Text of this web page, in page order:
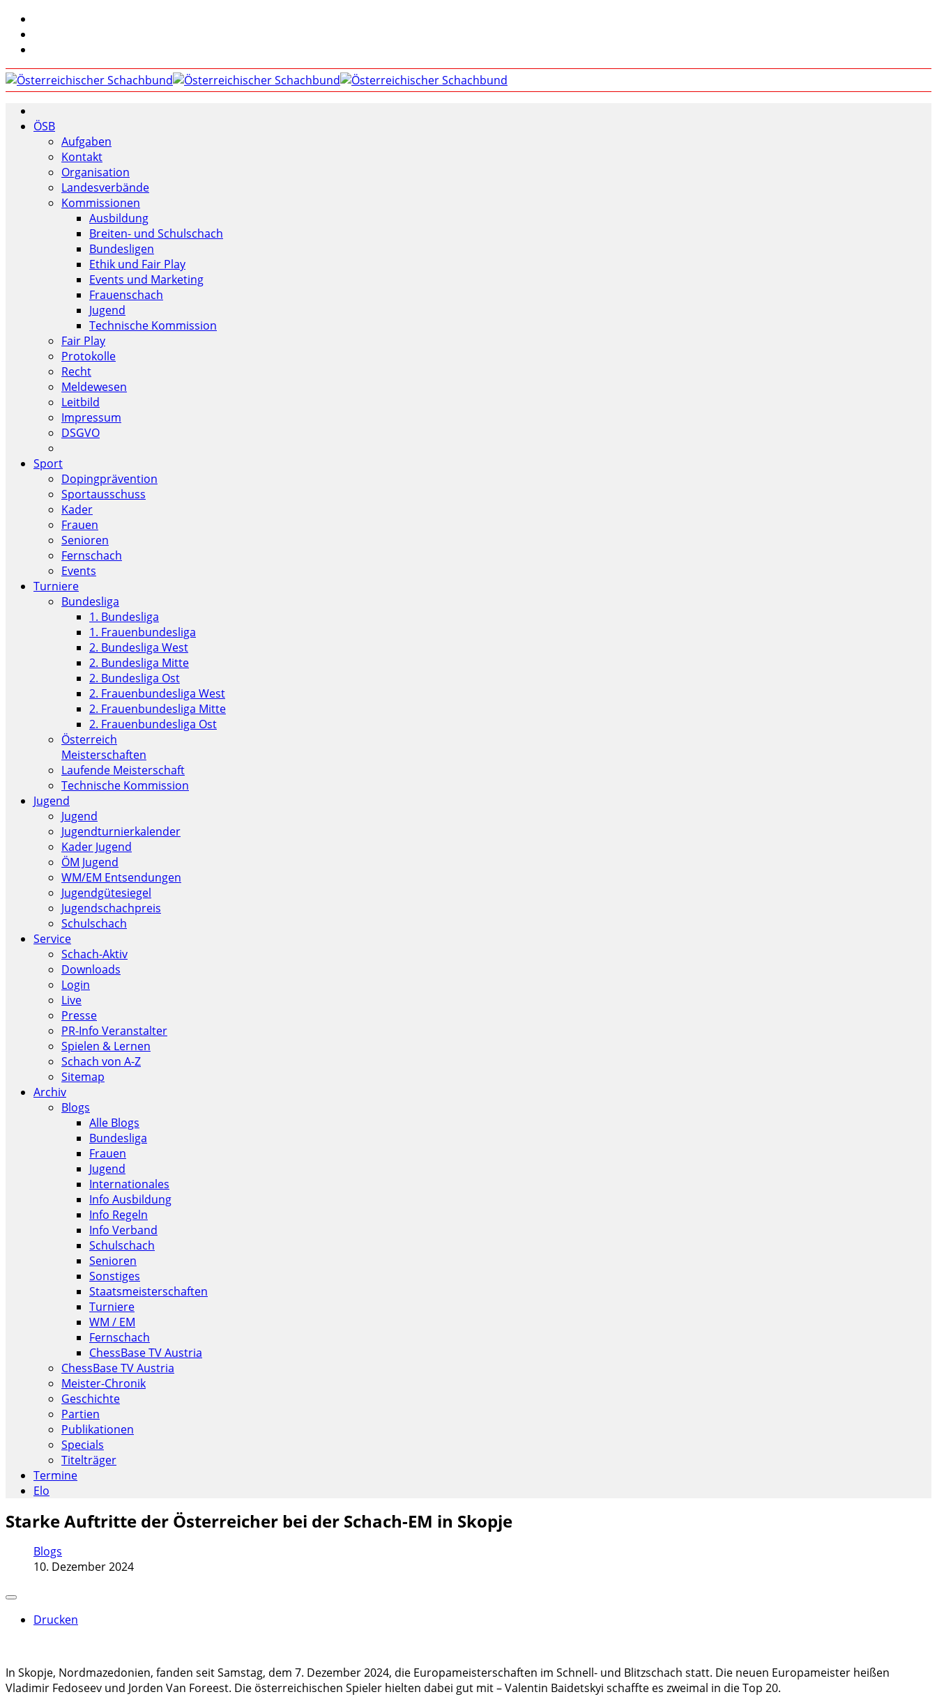
ÖSB
Aufgaben
Kontakt
Organisation
Landesverbände
Kommissionen
Ausbildung
Breiten- und Schulschach
Bundesligen
Ethik und Fair Play
Events und Marketing
Frauenschach
Jugend
Technische Kommission
Fair Play
Protokolle
Recht
Meldewesen
Leitbild
Impressum
DSGVO
Sport
Dopingprävention
Sportausschuss
Kader
Frauen
Senioren
Fernschach
Events
Turniere
Bundesliga
1. Bundesliga
1. Frauenbundesliga
2. Bundesliga West
2. Bundesliga Mitte
2. Bundesliga Ost
2. Frauenbundesliga West
2. Frauenbundesliga Mitte
2. Frauenbundesliga Ost
Österreich
Meisterschaften
Laufende Meisterschaft
Technische Kommission
Jugend
Jugend
Jugendturnierkalender
Kader Jugend
ÖM Jugend
WM/EM Entsendungen
Jugendgütesiegel
Jugendschachpreis
Schulschach
Service
Schach-Aktiv
Downloads
Login
Live
Presse
PR-Info Veranstalter
Spielen & Lernen
Schach von A-Z
Sitemap
Archiv
Blogs
Alle Blogs
Bundesliga
Frauen
Jugend
Internationales
Info Ausbildung
Info Regeln
Info Verband
Schulschach
Senioren
Sonstiges
Staatsmeisterschaften
Turniere
WM / EM
Fernschach
ChessBase TV Austria
ChessBase TV Austria
Meister-Chronik
Geschichte
Partien
Publikationen
Specials
Titelträger
Termine
Elo
Starke Auftritte der Österreicher bei der Schach-EM in Skopje
Blogs
10. Dezember 2024
Drucken
In Skopje, Nordmazedonien, fanden seit Samstag, dem 7. Dezember 2024, die Europameisterschaften im Schnell- und Blitzschach statt. Die neuen Europameister heißen
Vladimir Fedoseev und Jorden Van Foreest. Die österreichischen Spieler hielten dabei gut mit – Valentin Baidetskyi schaffte es zweimal in die Top 20.